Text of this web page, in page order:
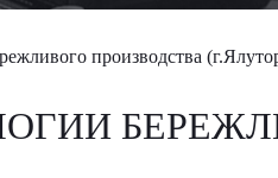
производства